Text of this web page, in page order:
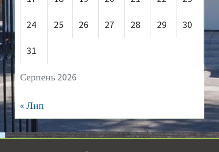
Серпень 2026
24 25 26 27 28 29 30
31
« Лип